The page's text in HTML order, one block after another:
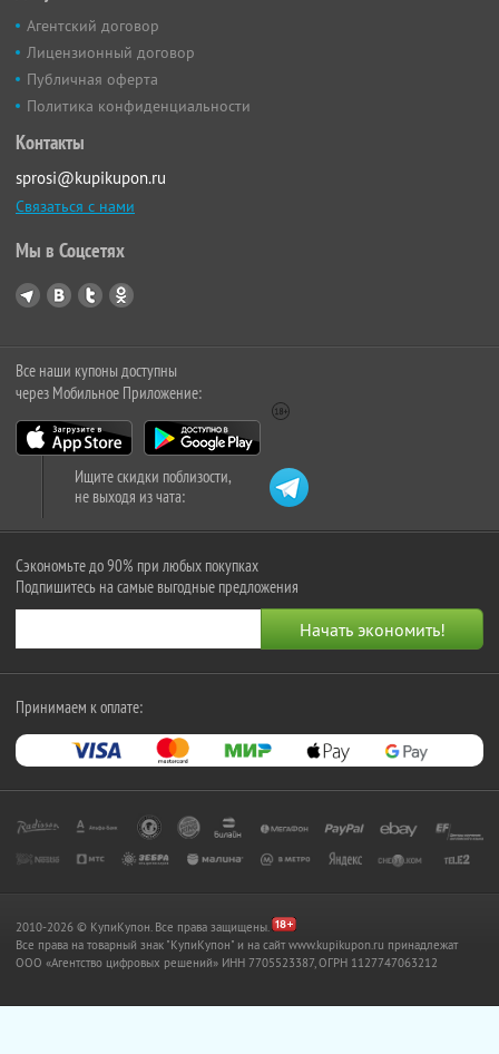
Агентский договор
Лицензионный договор
Публичная оферта
Политика конфиденциальности
Контакты
sprosi@kupikupon.ru
Связаться с нами
Мы в Соцсетях
Все наши купоны доступны
через Мобильное Приложение:
Ищите скидки поблизости,
не выходя из чата:
Сэкономьте до 90% при любых покупках
Подпишитесь на самые выгодные предложения
Принимаем к оплате:
2010-2026 © КупиКупон. Все права защищены.
Все права на товарный знак "КупиКупон" и на сайт www.kupikupon.ru принадлежат
OOO «Агентство цифровых решений» ИНН 7705523387, ОГРН 1127747063212